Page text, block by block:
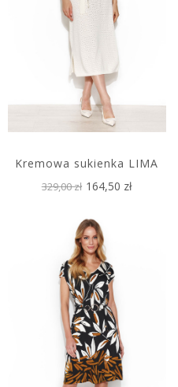
Kremowa sukienka LIMA
329,00 zł 164,50 zł